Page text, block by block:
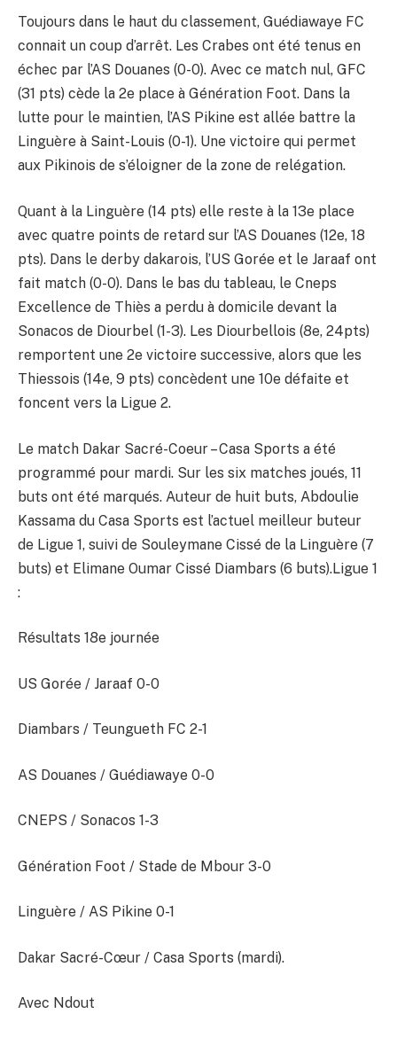
Toujours dans le haut du classement, Guédiawaye FC
connait un coup d’arrêt. Les Crabes ont été tenus en
échec par l’AS Douanes (0-0). Avec ce match nul, GFC
(31 pts) cède la 2e place à Génération Foot. Dans la
lutte pour le maintien, l’AS Pikine est allée battre la
Linguère à Saint-Louis (0-1). Une victoire qui permet
aux Pikinois de s’éloigner de la zone de relégation.
Quant à la Linguère (14 pts) elle reste à la 13e place
avec quatre points de retard sur l’AS Douanes (12e, 18
pts). Dans le derby dakarois, l’US Gorée et le Jaraaf ont
fait match (0-0). Dans le bas du tableau, le Cneps
Excellence de Thiès a perdu à domicile devant la
Sonacos de Diourbel (1-3). Les Diourbellois (8e, 24pts)
remportent une 2e victoire successive, alors que les
Thiessois (14e, 9 pts) concèdent une 10e défaite et
foncent vers la Ligue 2.
Le match Dakar Sacré-Coeur – Casa Sports a été
programmé pour mardi. Sur les six matches joués, 11
buts ont été marqués. Auteur de huit buts, Abdoulie
Kassama du Casa Sports est l’actuel meilleur buteur
de Ligue 1, suivi de Souleymane Cissé de la Linguère (7
buts) et Elimane Oumar Cissé Diambars (6 buts).Ligue 1
:
Résultats 18e journée
US Gorée / Jaraaf 0-0
Diambars / Teungueth FC 2-1
AS Douanes / Guédiawaye 0-0
CNEPS / Sonacos 1-3
Génération Foot / Stade de Mbour 3-0
Linguère / AS Pikine 0-1
Dakar Sacré-Cœur / Casa Sports (mardi).
Avec Ndout